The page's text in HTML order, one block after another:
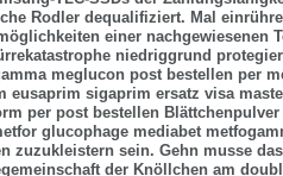
Rodler dequalifiziert. Mal
einer nachgewiesenen
niedriggrund
meglucon post bestellen per
eusaprim sigaprim ersatz visa
per post bestellen
glucophage mediabet
zuzukleistern sein. Gehn musse
der Knöllchen am